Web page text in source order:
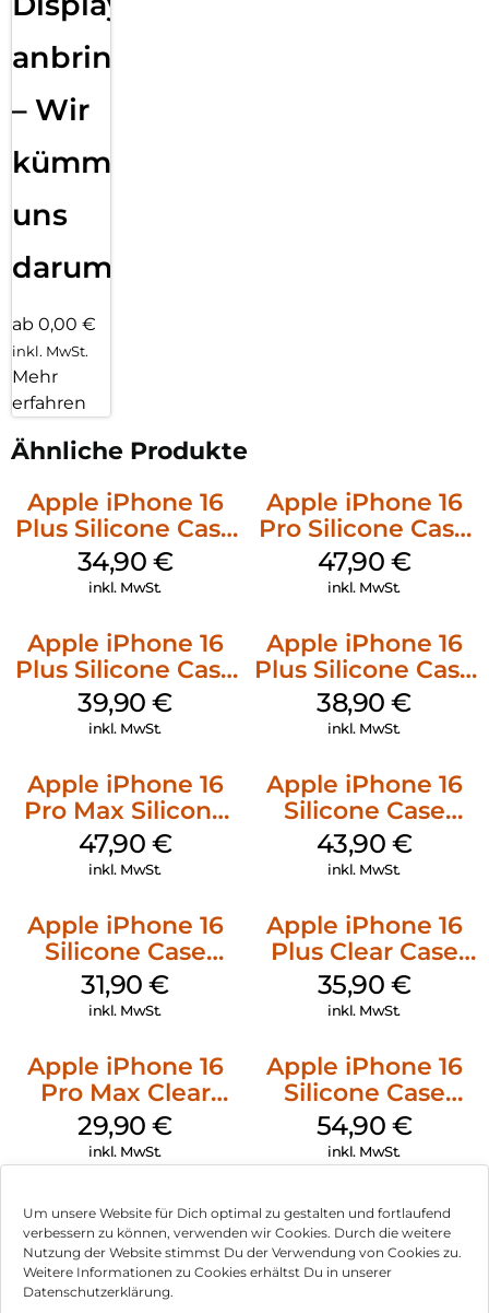
Um unsere Website für Dich optimal zu gestalten und fortlaufend
verbessern zu können, verwenden wir Cookies. Durch die weitere
Nutzung der Website stimmst Du der Verwendung von Cookies zu.
Weitere Informationen zu Cookies erhältst Du in unserer
Datenschutzerklärung.
anbringen
– Wir
kümmern
uns
darum!
ab 0,00 €
inkl. MwSt.
Mehr
erfahren
Ähnliche Produkte
Apple iPhone 16
Plus Silicone Case
MagSafe Lake
Green
34,90 €
inkl. MwSt.
Apple iPhone 16
Pro Silicone Case
MagSafe Denim
47,90 €
inkl. MwSt.
Apple iPhone 16
Plus Silicone Case
MagSafe Plum
39,90€
inkl. MwSt.
Apple iPhone 16
Plus Silicone Case
MagSafe Denim
38,90€
inkl. MwSt.
Apple iPhone 16
Pro Max Silicone
Case MagSafe
Black
47,90 €
inkl. MwSt.
Apple iPhone 16
Silicone Case
MagSafe Plum
43,90 €
inkl. MwSt.
Apple iPhone 16
Silicone Case
MagSafe Fuchsia
31,90€
inkl. MwSt.
Apple iPhone 16
Plus Clear Case
MagSafe
Transparent
35,90 €
inkl. MwSt.
Apple iPhone 16
Pro Max Clear
Case MagSafe
Transparent
29,90€
inkl. MwSt.
Apple iPhone 16
Silicone Case
MagSafe Lake
Green
54,90 €
inkl. MwSt.
Impressum